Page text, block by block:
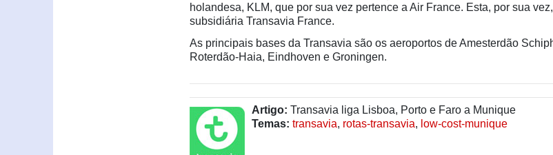
holandesa, KLM, que por sua vez pertence a Air France. Esta, por sua
subsidiária Transavia France.
As principais bases da Transavia são os aeroportos de Amesterdão
Roterdão-Haia, Eindhoven e Groningen.
Artigo: Transavia liga Lisboa, Porto e Faro a Munique
Temas: transavia, rotas-transavia, low-cost-munique